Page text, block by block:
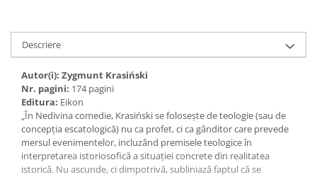
Descriere
Autor(i): Zygmunt Krasiński
Nr. pagini: 174 pagini
Editura: Eikon
„În Nedivina comedie, Krasiński se folosește de teologie (sau de
concepția escato­logică) nu ca profet, ci ca gânditor care prevede
mersul evenimentelor, incluzând premisele teologice în
interpretarea istoriosofică a situației concrete din realitatea
istorică. Nu ascunde, ci dimpotrivă, subliniază faptul că se